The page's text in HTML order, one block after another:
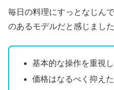
毎日の料理にすっとなじん
のあるモデルだと感じました
基本的な操作を重視
価格はなるべく抑え